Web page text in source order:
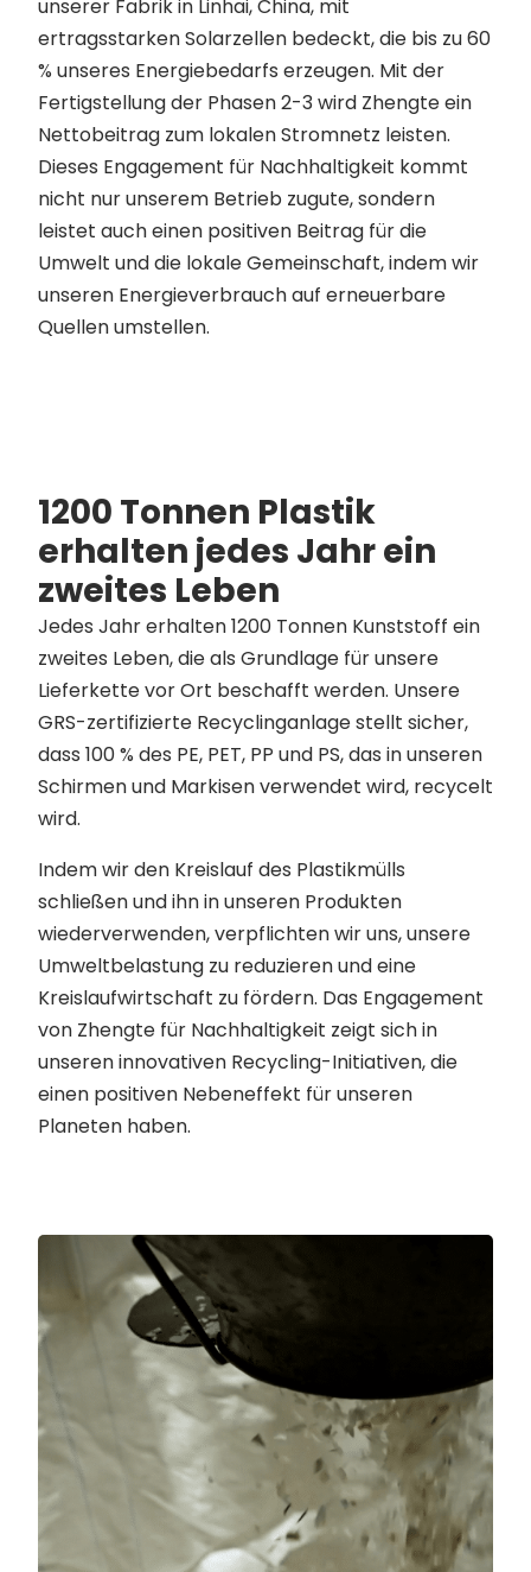
unserer Fabrik in Linhai, China, mit
ertragsstarken Solarzellen bedeckt, die bis zu 60
% unseres Energiebedarfs erzeugen. Mit der
Fertigstellung der Phasen 2-3 wird Zhengte ein
Nettobeitrag zum lokalen Stromnetz leisten.
Dieses Engagement für Nachhaltigkeit kommt
nicht nur unserem Betrieb zugute, sondern
leistet auch einen positiven Beitrag für die
Umwelt und die lokale Gemeinschaft, indem wir
unseren Energieverbrauch auf erneuerbare
Quellen umstellen.
1200 Tonnen Plastik
erhalten jedes Jahr ein
zweites Leben
Jedes Jahr erhalten 1200 Tonnen Kunststoff ein
zweites Leben, die als Grundlage für unsere
Lieferkette vor Ort beschafft werden. Unsere
GRS-zertifizierte Recyclinganlage stellt sicher,
dass 100 % des PE, PET, PP und PS, das in unseren
Schirmen und Markisen verwendet wird, recycelt
wird.
Indem wir den Kreislauf des Plastikmülls
schließen und ihn in unseren Produkten
wiederverwenden, verpflichten wir uns, unsere
Umweltbelastung zu reduzieren und eine
Kreislaufwirtschaft zu fördern. Das Engagement
von Zhengte für Nachhaltigkeit zeigt sich in
unseren innovativen Recycling-Initiativen, die
einen positiven Nebeneffekt für unseren
Planeten haben.